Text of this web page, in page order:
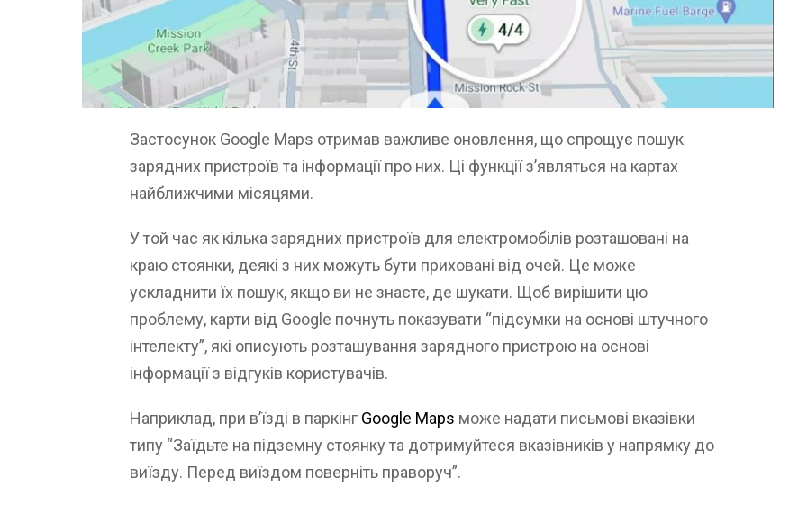
Застосунок Google Maps отримав важливе оновлення, що спрощує пошук
зарядних пристроїв та інформації про них. Ці функції з’являться на картах
найближчими місяцями.
У той час як кілька зарядних пристроїв для електромобілів розташовані на
краю стоянки, деякі з них можуть бути приховані від очей. Це може
ускладнити їх пошук, якщо ви не знаєте, де шукати. Щоб вирішити цю
проблему, карти від Google почнуть показувати “підсумки на основі штучного
інтелекту”, які описують розташування зарядного пристрою на основі
інформації з відгуків користувачів.
Наприклад, при в’їзді в паркінг Google Maps може надати письмові вказівки
типу “Заїдьте на підземну стоянку та дотримуйтеся вказівників у напрямку до
виїзду. Перед виїздом поверніть праворуч”.